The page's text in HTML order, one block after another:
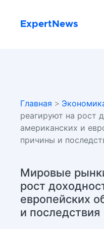
ExpertNews
Главная >
реагируют на рост
американских и
причины и
Мировые
рост
европейских
и последствия